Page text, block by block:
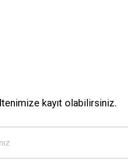
kayıt olabilirsiniz.